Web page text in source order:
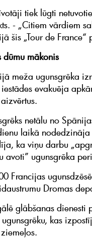
tiek lūgti
- „Citiem vārdiem
šis „Tour de
dūmu mākonis
meža ugunsgrēka
evakuēja
netālu no
laikā nodedzināja
ka viņu darbu
avoti” ugunsgrēka
Francijas
Dromas
glābšanas
kas